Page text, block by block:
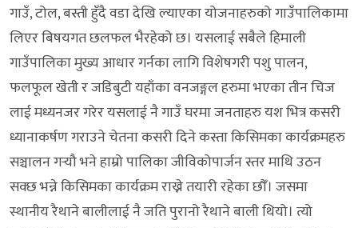
गाउँ, टोल, बस्ती हुँदै वडा देखि ल्याएका योजनाहरुको गाउँपालिकामा
लिएर बिषयगत छलफल भैरहेको छ। यसलाई सबैले हिमाली
गाउँपालिका मुख्य आधार गर्नका लागि विशेषगरी पशु पालन,
फलफूल खेती र जडिबुटी यहाँका वनजङ्गल हरुमा भएका तीन चिज
लाई मध्यनजर गरेर यसलाई नै गाउँ घरमा जनताहरु यश भित्र कसरी
ध्यानाकर्षण गराउने चेतना कसरी दिने कस्ता किसिमका कार्यक्रमहरु
सञ्चालन गर्‍यौ भने हाम्रो पालिका जीविकोपार्जन स्तर माथि उठन
सक्छ भन्ने किसिमका कार्यक्रम राख्ने तयारी रहेका छौँ। जसमा
स्थानीय रैथाने बालीलाई नै जति पुरानो रैथाने बाली थियो। त्यो